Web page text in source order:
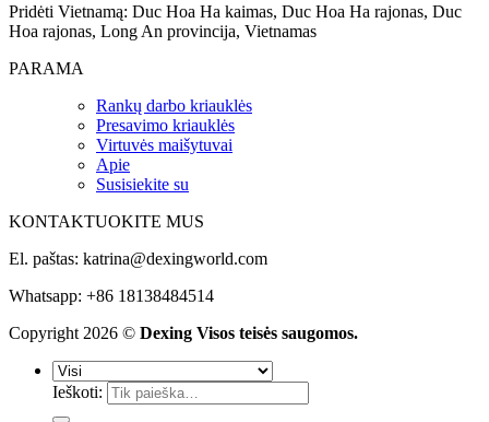
Pridėti Vietnamą: Duc Hoa Ha kaimas, Duc Hoa Ha rajonas, Duc
Hoa rajonas, Long An provincija, Vietnamas
PARAMA
Rankų darbo kriauklės
Presavimo kriauklės
Virtuvės maišytuvai
Apie
Susisiekite su
KONTAKTUOKITE MUS
El. paštas: katrina@dexingworld.com
Whatsapp: +86 18138484514
Copyright 2026 © Dexing Visos teisės saugomos.
Ieškoti: